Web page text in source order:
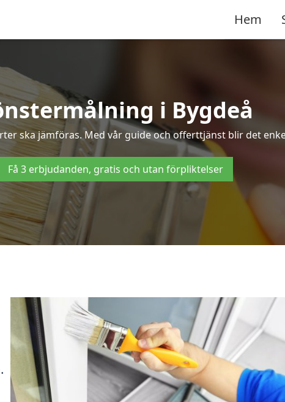
Hem
i Bygdeå
ska jämföras. Med vår guide och offerttjänst blir det
Få 3 erbjudanden, gratis och utan förpliktelser